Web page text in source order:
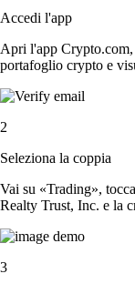
Accedi l'app
Apri l'app Crypto.com,
portafoglio crypto e
2
Seleziona la coppia
Vai su «Trading»,
Realty Trust, Inc. e la
3